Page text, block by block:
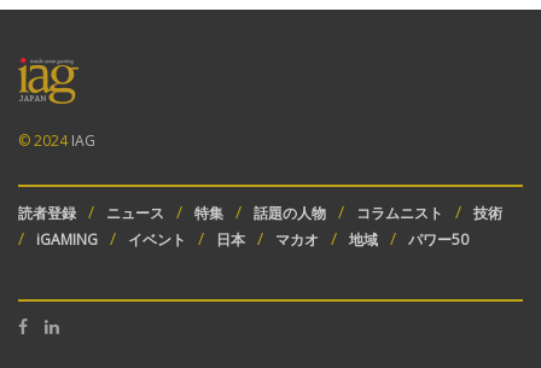
© 2024IAG
読者登録 ニュース 特集 話題の人物 コラムニスト
技術
iGAMING
イベント 日本 マカオ 地域 パワー50